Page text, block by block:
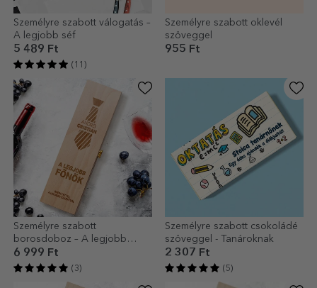
Személyre szabott válogatás –
A legjobb séf
5 489 Ft
(11)
Személyre szabott oklevél
szöveggel
955 Ft
Személyre szabott
borosdoboz – A legjobb
főnök 2
6 999 Ft
(3)
Személyre szabott csokoládé
szöveggel - Tanároknak
2 307 Ft
(5)